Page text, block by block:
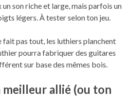
un son riche et large, mais parfois un
légers. À tester selon ton jeu.
pas tout, les luthiers planchent
pourra fabriquer des guitares
sur base des mêmes bois.
meilleur allié (ou ton